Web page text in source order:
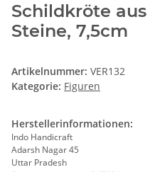
Schildkröte
Steine, 7,5cm
Artikelnummer: VER132
Kategorie: Figuren
Herstellerinformationen:
Indo Handicraft
Adarsh Nagar 45
Uttar Pradesh